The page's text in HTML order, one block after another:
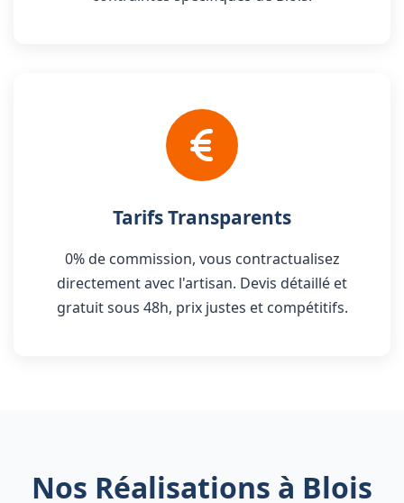
Tarifs Transparents
0% de commission, vous contractualisez
directement avec l'artisan. Devis détaillé et
gratuit sous 48h, prix justes et compétitifs.
Nos Réalisations à Blois